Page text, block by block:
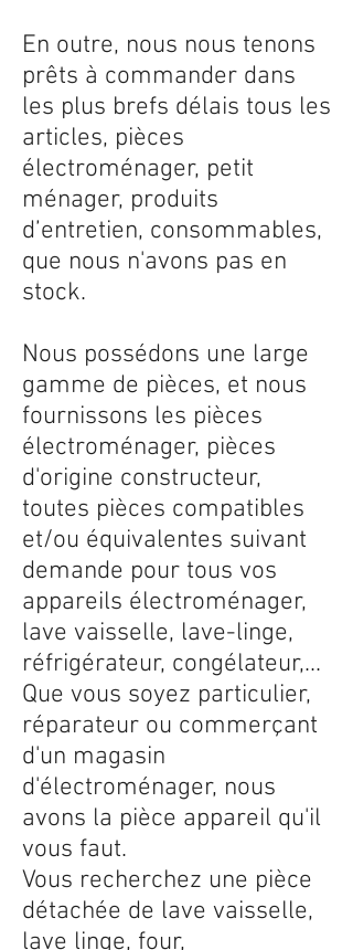
En outre, nous nous tenons
prêts à commander dans
les plus brefs délais tous les
articles, pièces
électroménager, petit
ménager, produits
d’entretien, consommables,
que nous n'avons pas en
stock.
Nous possédons une large
gamme de pièces, et nous
fournissons les pièces
électroménager, pièces
d'origine constructeur,
toutes pièces compatibles
et/ou équivalentes suivant
demande pour tous vos
appareils électroménager,
lave vaisselle, lave-linge,
réfrigérateur, congélateur,...
Que vous soyez particulier,
réparateur ou commerçant
d'un magasin
d'électroménager, nous
avons la pièce appareil qu'il
vous faut.
Vous recherchez une pièce
détachée de lave vaisselle,
lave linge, four,